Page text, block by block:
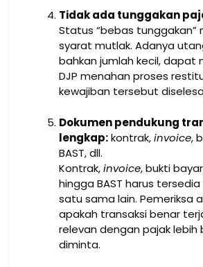
Tidak ada tunggakan
Status “bebas tunggakan”
syarat mutlak. Adanya
bahkan jumlah kecil, dapat
DJP menahan proses
kewajiban tersebut
Dokumen pendukung
lengkap:kontrak,invoice,
BAST, dll.
Kontrak,invoice, bukti
hingga BAST harus
satu sama lain. Pemeriksa
apakah transaksi benar
relevan dengan pajak lebih
diminta.